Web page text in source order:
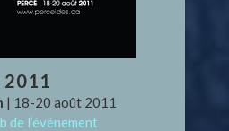
2011
| 18-20 août 2011
de l’événement